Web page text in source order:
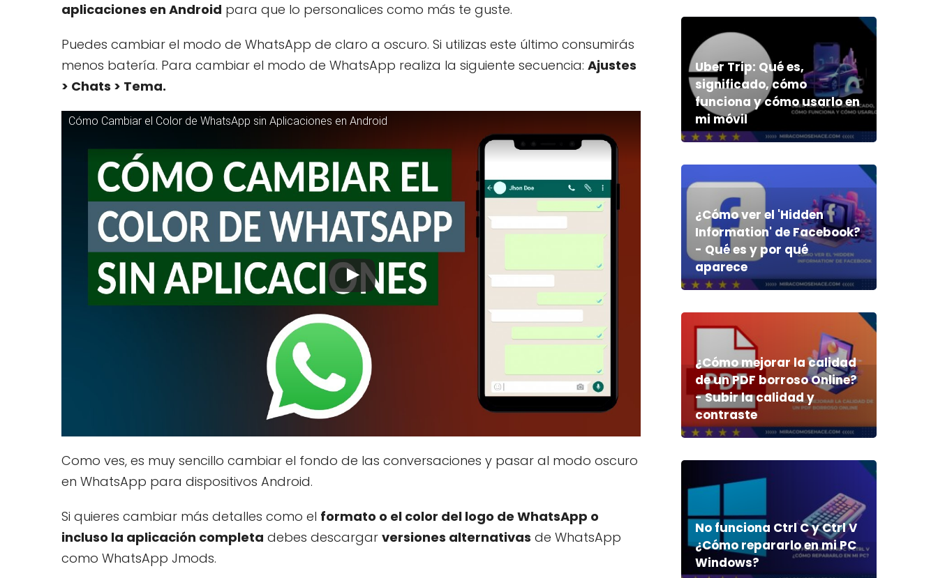
aplicaciones en Android para que lo personalices como más te guste.
Puedes cambiar el modo de WhatsApp de claro a oscuro. Si utilizas este último consumirás
menos batería. Para cambiar el modo de WhatsApp realiza la siguiente secuencia: Ajustes
> Chats > Tema.
Cómo Cambiar el Color de WhatsApp sin Aplicaciones en Android
Como ves, es muy sencillo cambiar el fondo de las conversaciones y pasar al modo oscuro
en WhatsApp para dispositivos Android.
Si quieres cambiar más detalles como el formato o el color del logo de WhatsApp o
incluso la aplicación completa debes descargar versiones alternativas de WhatsApp
como WhatsApp Jmods.
Uber Trip: Qué es,
significado, cómo
funciona y cómo usarlo en
mi móvil
¿Cómo ver el 'Hidden
Information' de Facebook?
- Qué es y por qué
aparece
¿Cómo mejorar la calidad
de un PDF borroso Online?
- Subir la calidad y
contraste
No funciona Ctrl C y Ctrl V
¿Cómo repararlo en mi PC
Windows?